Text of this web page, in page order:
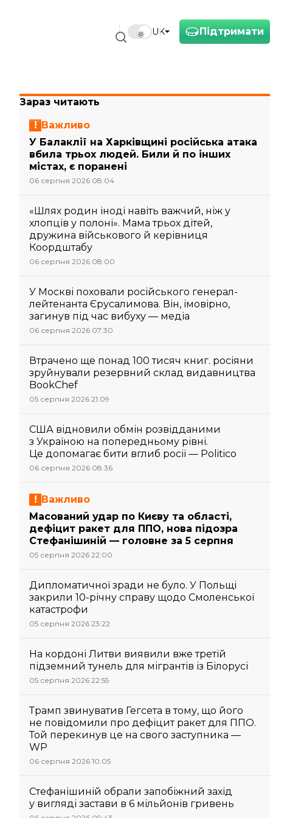
Підтримати
UK
Зараз читають
Важливо
У Балаклії на Харківщині російська атака
вбила трьох людей. Били й по інших
містах, є поранені
06 серпня 2026 08:04
«Шлях родин іноді навіть важчий, ніж у
хлопців у полоні». Мама трьох дітей,
дружина військового й керівниця
Коордштабу
06 серпня 2026 08:00
У Москві поховали російського генерал-
лейтенанта Єрусалимова. Він, імовірно,
загинув під час вибуху — медіа
06 серпня 2026 07:30
Втрачено ще понад 100 тисяч книг. росіяни
зруйнували резервний склад видавництва
BookChef
05 серпня 2026 21:09
США відновили обмін розвідданими
з Україною на попередньому рівні.
Це допомагає бити вглиб росії — Politico
06 серпня 2026 08:36
Важливо
Масований удар по Києву та області,
дефіцит ракет для ППО, нова підозра
Стефанішиній — головне за 5 серпня
05 серпня 2026 22:00
Дипломатичної зради не було. У Польщі
закрили 10-річну справу щодо Смоленської
катастрофи
05 серпня 2026 23:22
На кордоні Литви виявили вже третій
підземний тунель для мігрантів із Білорусі
05 серпня 2026 22:55
Трамп звинуватив Гегсета в тому, що його
не повідомили про дефіцит ракет для ППО.
Той перекинув це на свого заступника —
WP
06 серпня 2026 10:05
Стефанішиній обрали запобіжний захід
у вигляді застави в 6 мільйонів гривень